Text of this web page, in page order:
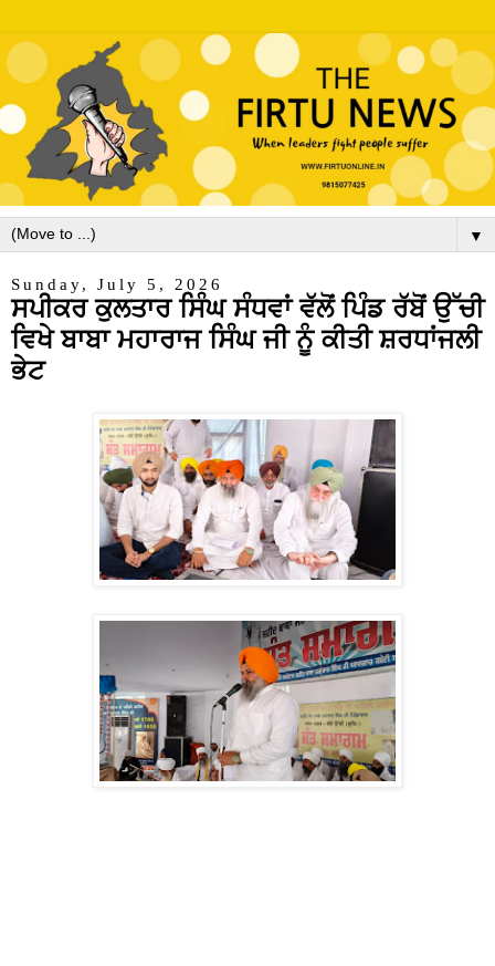
▼
Sunday, July 5, 2026
ਸਪੀਕਰ ਕੁਲਤਾਰ ਸਿੰਘ ਸੰਧਵਾਂ ਵੱਲੋਂ ਪਿੰਡ ਰੱਬੋਂ ਉੱਚੀ
ਵਿਖੇ ਬਾਬਾ ਮਹਾਰਾਜ ਸਿੰਘ ਜੀ ਨੂੰ ਕੀਤੀ ਸ਼ਰਧਾਂਜਲੀ
ਭੇਟ